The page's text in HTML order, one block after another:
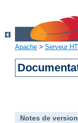
Apache > Serveur
Notes de version